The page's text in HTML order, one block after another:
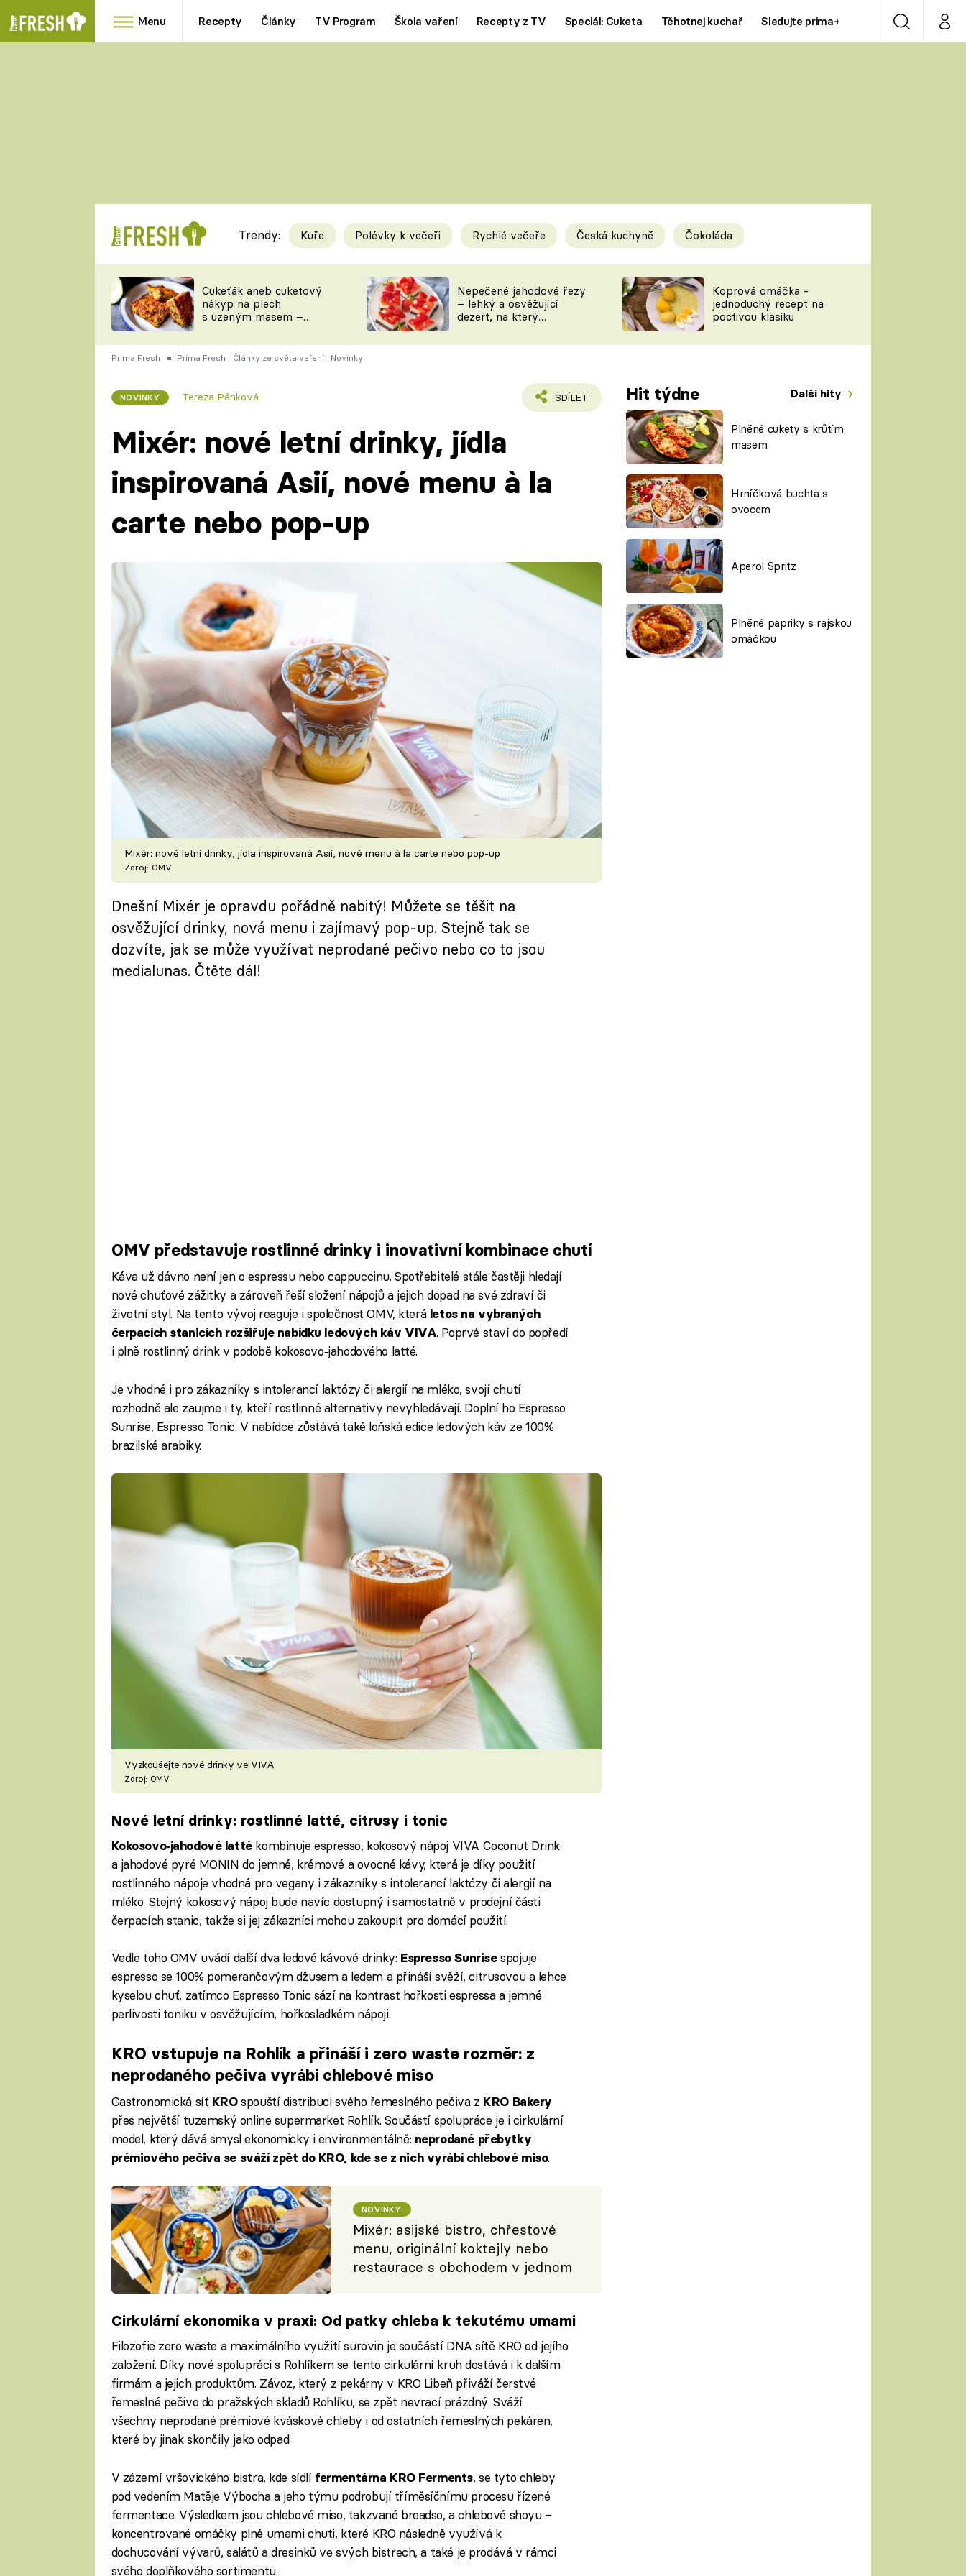
Menu Recepty Články TV Program Škola vaření Recepty z TV Speciál: Cuketa Těhotnej kuchař Sledujte prima+ VyhledáváníMůj
RYCHLOVKY
Videorecepty
TEĎ VAŘÍ ŠÉF!
ČESKO NA TALÍŘI
KUCHAŘKA
Tipy a triky
KAM ZA JÍDLEM
VYCHYTÁVKY
Novinky
ŠÉFREDAKTORKY
ČASOPIS
Prima LAJK
Sledujte nás
Trendy: Kuře Polévky k večeři Rychlé večeře Česká kuchyně Čokoláda
Cukeťák aneb cuketový
nákyp na plech
s uzeným masem –
zpracovat přerostlé
cukety
Nepečené jahodové řezy
– lehký a osvěžující
dezert, na který
Koprová omáčka -
jednoduchý recept na
poctivou klasiku
Prima Fresh ■ Prima Fresh Články ze světa vaření Novinky
NOVINKY Tereza Pánková SDÍLET Hit týdne Další hity
Plněné cukety s krůtím
masem
Hrníčková buchta s
ovocem
Aperol Spritz
Plněné papriky s rajskou
omáčkou
Mixér: nové letní drinky, jídla
inspirovaná Asií, nové menu à la
carte nebo pop-up
Mixér: nové letní drinky, jídla inspirovaná Asií, nové menu à la carte nebo pop-up
Zdroj: OMV
Dnešní Mixér je opravdu pořádně nabitý! Můžete se těšit na
osvěžující drinky, nová menu i zajímavý pop-up. Stejně tak se
dozvíte, jak se může využívat neprodané pečivo nebo co to jsou
medialunas. Čtěte dál!
OMV představuje rostlinné drinky i inovativní kombinace chutí
Káva už dávno není jen o espressu nebo cappuccinu. Spotřebitelé stále častěji hledají
nové chuťové zážitky a zároveň řeší složení nápojů a jejich dopad na své zdraví či
životní styl. Na tento vývoj reaguje i společnost OMV, kteráletos na vybraných
čerpacích stanicích rozšiřuje nabídku ledových káv VIVA. Poprvé staví do popředí
i plně rostlinný drink v podobě kokosovo‑jahodového latté.
Je vhodné i pro zákazníky s intolerancí laktózy či alergií na mléko, svojí chutí
rozhodně ale zaujme i ty, kteří rostlinné alternativy nevyhledávají. Doplní ho Espresso
Sunrise, Espresso Tonic. V nabídce zůstává také loňská edice ledových káv ze 100%
brazilské arabiky.
Vyzkoušejte nové drinky ve VIVA
Zdroj: OMV
Nové letní drinky: rostlinné latté, citrusy i tonic
Kokosovo‑jahodové latté kombinuje espresso, kokosový nápoj VIVA Coconut Drink
a jahodové pyré MONIN do jemné, krémové a ovocné kávy, která je díky použití
rostlinného nápoje vhodná pro vegany i zákazníky s intolerancí laktózy či alergií na
mléko. Stejný kokosový nápoj bude navíc dostupný i samostatně v prodejní části
čerpacích stanic, takže si jej zákazníci mohou zakoupit pro domácí použití.
Vedle toho OMV uvádí další dva ledové kávové drinky: Espresso Sunrisespojuje
espresso se 100% pomerančovým džusem a ledem a přináší svěží, citrusovou a lehce
kyselou chuť, zatímco Espresso Tonic sází na kontrast hořkosti espressa a jemné
perlivosti toniku v osvěžujícím, hořkosladkém nápoji.
KRO vstupuje na Rohlík a přináší i zero waste rozměr: z
neprodaného pečiva vyrábí chlebové miso
Gastronomická síť KROspouští distribuci svého řemeslného pečiva z KRO Bakery
přes největší tuzemský online supermarket Rohlík. Součástí spolupráce je i cirkulární
model, který dává smysl ekonomicky i environmentálně: neprodané přebytky
prémiového pečiva se sváží zpět do KRO, kde se z nich vyrábí chlebové miso.
NOVINKY
Mixér: asijské bistro, chřestové
menu, originální koktejly nebo
restaurace s obchodem v jednom
Cirkulární ekonomika v praxi: Od patky chleba k tekutému umami
Filozofie zero waste a maximálního využití surovin je součástí DNA sítě KRO od jejího
založení. Díky nové spolupráci s Rohlíkem se tento cirkulární kruh dostává i k dalším
firmám a jejich produktům. Závoz, který z pekárny v KRO Libeň přiváží čerstvé
řemeslné pečivo do pražských skladů Rohlíku, se zpět nevrací prázdný. Sváží
všechny neprodané prémiové kváskové chleby i od ostatních řemeslných pekáren,
které by jinak skončily jako odpad.
V zázemí vršovického bistra, kde sídlí fermentárna KRO Ferments, se tyto chleby
pod vedením Matěje Výbocha a jeho týmu podrobují tříměsíčnímu procesu řízené
fermentace. Výsledkem jsou chlebové miso, takzvané breadso, a chlebové shoyu –
koncentrované omáčky plné umami chuti, které KRO následně využívá k
dochucování vývarů, salátů a dresinků ve svých bistrech, a také je prodává v rámci
svého doplňkového sortimentu.